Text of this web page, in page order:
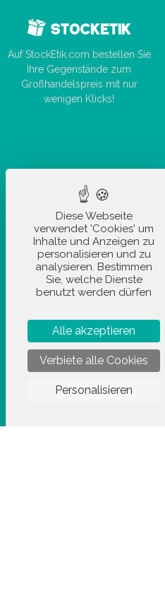
Auf StockEtik.com bestellen Sie
Ihre Gegenstände zum
Großhandelspreis mit nur
wenigen Klicks!
UNSERE PRODUKTE
Büromaterial
Alltagsaccessoire
Freizeitartikel
Sportartikel
Hygiene- und
Taschenwaren
Schönheitszubehör
Diese Webseite
verwendet 'Cookies' um
Inhalte und Anzeigen zu
personalisieren und zu
analysieren. Bestimmen
Sie, welche Dienste
benutzt werden dürfen
Alle akzeptieren
Verbiete alle Cookies
Personalisieren